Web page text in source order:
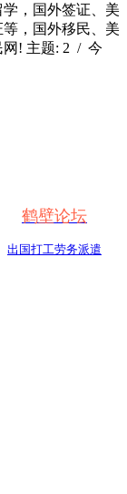
，国外签证、美
，国外移民、美
网! 主题: 2 / 今
鹤壁论坛
出国打工劳务派遣